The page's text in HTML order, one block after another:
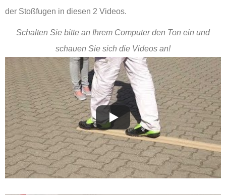
der Stoßfugen in diesen 2 Videos.
Schalten Sie bitte an Ihrem Computer den Ton ein und
schauen Sie sich die Videos an!